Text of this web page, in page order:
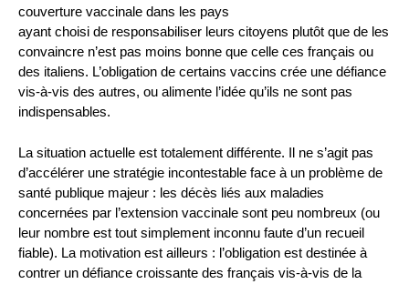
couverture vaccinale dans les pays
ayant choisi de responsabiliser leurs citoyens plutôt que de les
convaincre n’est pas moins bonne que celle ces français ou
des italiens. L’obligation de certains vaccins crée une défiance
vis-à-vis des autres, ou alimente l’idée qu’ils ne sont pas
indispensables.
La situation actuelle est totalement différente. Il ne s’agit pas
d’accélérer une stratégie incontestable face à un problème de
santé publique majeur : les décès liés aux maladies
concernées par l’extension vaccinale sont peu nombreux (ou
leur nombre est tout simplement inconnu faute d’un recueil
fiable). La motivation est ailleurs : l’obligation est destinée à
contrer un défiance croissante des français vis-à-vis de la